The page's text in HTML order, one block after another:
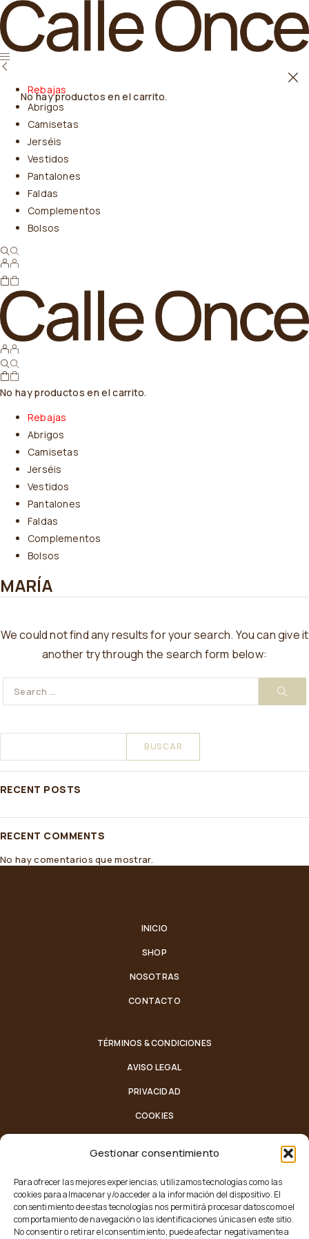
Gestionar consentimiento
Para ofrecer las mejores experiencias, utilizamos tecnologías como las
cookies para almacenar y/o acceder a la información del dispositivo. El
consentimiento de estas tecnologías nos permitirá procesar datos como el
comportamiento de navegación o las identificaciones únicas en este sitio.
No consentir o retirar el consentimiento, puede afectar negativamente a
No hay productos en el carrito.
Rebajas
Abrigos
Camisetas
Jerséis
Vestidos
Pantalones
Faldas
Complementos
Bolsos
No hay productos en el carrito.
Rebajas
Abrigos
Camisetas
Jerséis
Vestidos
Pantalones
Faldas
Complementos
Bolsos
MARÍA
We could not find any results for your search. You can give it
another try through the search form below:
BUSCAR
RECENT POSTS
RECENT COMMENTS
No hay comentarios que mostrar.
INICIO
SHOP
NOSOTRAS
CONTACTO
TÉRMINOS & CONDICIONES
AVISO LEGAL
PRIVACIDAD
COOKIES
LUNES - VIERNES: 10:30-14:00 / 17:30-20:30
SÁBADO:10:30-14:00
MÓVIL:942 28 61 72 / 669 15 82 60
CORREO: CALLEONCESANTANDER@HOTMAIL.COM